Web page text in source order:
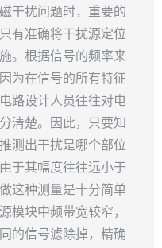
干扰问题时，重要的
有准确将干扰源定位
。根据信号的频率来
为在信号的所有特征
路设计人员往往对电
清楚。因此，只要知
测出干扰是哪个部位
于其幅度往往远小于
这种测量是十分简单
模块中频带宽较窄，
的信号滤除掉，精确